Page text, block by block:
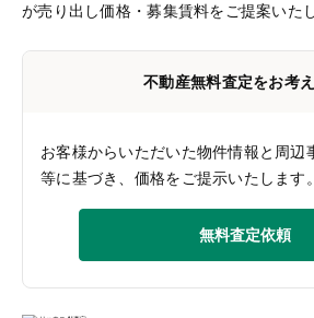
が売り出し価格・募集賃料をご提案いた
不動産無料査定をお考
お客様からいただいた物件情報と周辺
等に基づき、価格をご提示いたします。
無料査定依頼